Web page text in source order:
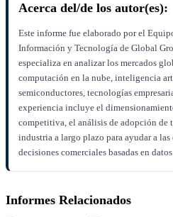
Acerca del/de los autor(es):
Este informe fue elaborado por el
Información y Tecnología de Global
especializa en analizar los mercados
computación en la nube, inteligencia
semiconductores, tecnologías
experiencia incluye el
competitiva, el análisis de adopción
industria a largo plazo para ayudar a
decisiones comerciales basadas en
Informes Relacionados